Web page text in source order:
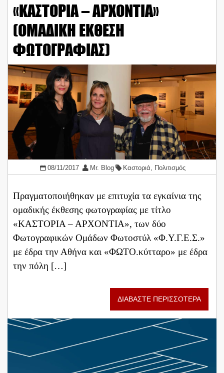
«ΚΑΣΤΟΡΙΑ – ΑΡΧΟΝΤΙΑ»
(ΟΜΑΔΙΚΗ ΕΚΘΕΣΗ
ΦΩΤΟΓΡΑΦΙΑΣ)
08/11/2017 Mr. Blog Καστοριά, Πολιτισμός
Πραγματοποιήθηκαν με επιτυχία τα εγκαίνια της
ομαδικής έκθεσης φωτογραφίας με τίτλο
«ΚΑΣΤΟΡΙΑ – ΑΡΧΟΝΤΙΑ», των δύο
Φωτογραφικών Ομάδων Φωτοστύλ «Φ.Υ.Γ.Ε.Σ.»
με έδρα την Αθήνα και «ΦΩΤΟ.κύτταρο» με έδρα
την πόλη […]
ΔΙΑΒΑΣΤΕ ΠΕΡΙΣΣΟΤΕΡΑ